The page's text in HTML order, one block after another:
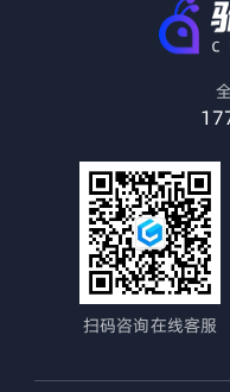
扫码咨询在线客服